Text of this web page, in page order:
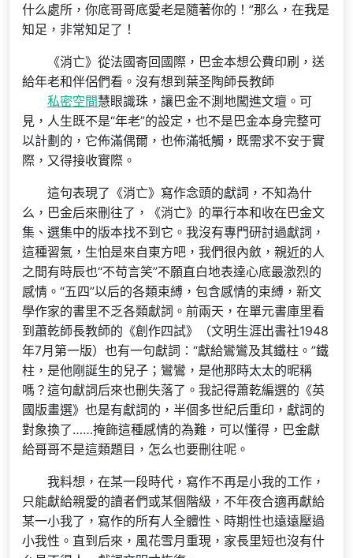
什么處所，你底哥哥底愛老是隨著你的！”那么，在我是
知足，非常知足了！
《消亡》從法國寄回國際，巴金本想公費印刷，送
給年老和伴侶們看。沒有想到葉圣陶師長教師
私密空間慧眼識珠，讓巴金不測地闖進文壇。可
見，人生既不是“年老”的設定，也不是巴金本身完整可
以計劃的，它佈滿偶爾，也佈滿牴觸，既需求不安于實
際，又得接收實際。
這句表現了《消亡》寫作念頭的獻詞，不知為什
么，巴金后來刪往了，《消亡》的單行本和收在巴金文
集、選集中的版本找不到它。我沒有專門研討過獻詞，
這種習氣，生怕是來自東方吧，我們很內斂，親近的人
之間有時辰也“不苟言笑”不願直白地表達心底最激烈的
感情。“五四”以后的各類束縛，包含感情的束縛，新文
學作家的書里不乏各類獻詞。前兩天，在單元書庫里看
到蕭乾師長教師的《創作四試》（文明生涯出書社1948
年7月第一版）也有一句獻詞：“獻給鸞鸞及其鐵柱。”鐵
柱，是他剛誕生的兒子；鸞鸞，是他那時太太的昵稱
嗎？這句獻詞后來也刪失落了。我記得蕭乾編選的《英
國版畫選》也是有獻詞的，半個多世紀后重印，獻詞的
對象換了……掩飾這種感情的為難，可以懂得，巴金獻
給哥哥不是這類題目，怎么也要刪往呢。
我料想，在某一段時代，寫作不再是小我的工作，
只能獻給親愛的讀者們或某個階級，不年夜合適再獻給
某一小我了，寫作的所有人全體性、時期性也遠遠壓過
小我性。直到后來，風花雪月重現，家長里短也沒有什